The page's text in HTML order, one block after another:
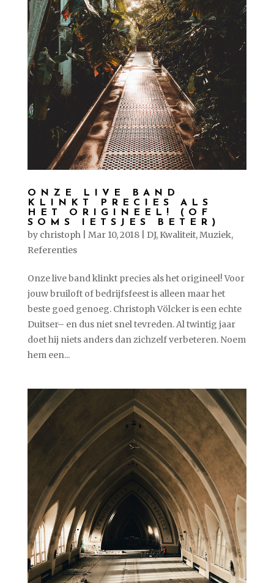
ONZE LIVE BAND
KLINKT PRECIES ALS
HET ORIGINEEL! (OF
SOMS IETSJES BETER)
by christoph Mar 10, 2018| DJ, Kwaliteit, Muziek,
Referenties
Onze live band klinkt precies als het origineel! Voor
jouw bruiloft of bedrijfsfeest is alleen maar het
beste goed genoeg. Christoph Völcker is een echte
Duitser– en dus niet snel tevreden. Al twintig jaar
doet hij niets anders dan zichzelf verbeteren. Noem
hem een...